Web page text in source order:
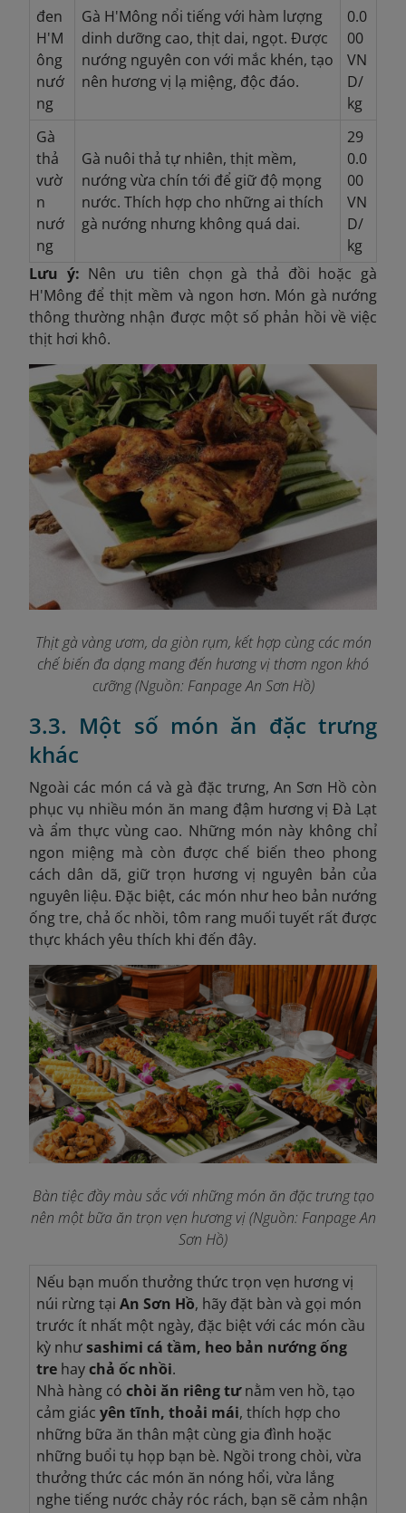
đen
H'M
ông
nướ
ng
Gà H'Mông nổi tiếng với hàm lượng
dinh dưỡng cao, thịt dai, ngọt. Được
nướng nguyên con với mắc khén, tạo
nên hương vị lạ miệng, độc đáo.
0.0
00
VN
D/
kg
Gà
thả
vườ
n
nướ
ng
Gà nuôi thả tự nhiên, thịt mềm,
nướng vừa chín tới để giữ độ mọng
nước. Thích hợp cho những ai thích
gà nướng nhưng không quá dai.
29
0.0
00
VN
D/
kg
Lưu ý: Nên ưu tiên chọn gà thả đồi hoặc gà
H'Mông để thịt mềm và ngon hơn. Món gà nướng
thông thường nhận được một số phản hồi về việc
thịt hơi khô.
Thịt gà vàng ươm, da giòn rụm, kết hợp cùng các món
chế biến đa dạng mang đến hương vị thơm ngon khó
cưỡng (Nguồn: Fanpage An Sơn Hồ)
3.3. Một số món ăn đặc trưng
khác
Ngoài các món cá và gà đặc trưng, An Sơn Hồ còn
phục vụ nhiều món ăn mang đậm hương vị Đà Lạt
và ẩm thực vùng cao. Những món này không chỉ
ngon miệng mà còn được chế biến theo phong
cách dân dã, giữ trọn hương vị nguyên bản của
nguyên liệu. Đặc biệt, các món như heo bản nướng
ống tre, chả ốc nhồi, tôm rang muối tuyết rất được
thực khách yêu thích khi đến đây.
Bàn tiệc đầy màu sắc với những món ăn đặc trưng tạo
nên một bữa ăn trọn vẹn hương vị (Nguồn: Fanpage An
Sơn Hồ)
Nếu bạn muốn thưởng thức trọn vẹn hương vị
núi rừng tại An Sơn Hồ, hãy đặt bàn và gọi món
trước ít nhất một ngày, đặc biệt với các món cầu
kỳ nhưsashimi cá tầm, heo bản nướng ống
trehaychả ốc nhồi.
Nhà hàng có chòi ăn riêng tưnằm ven hồ, tạo
cảm giác yên tĩnh, thoải mái, thích hợp cho
những bữa ăn thân mật cùng gia đình hoặc
những buổi tụ họp bạn bè. Ngồi trong chòi, vừa
thưởng thức các món ăn nóng hổi, vừa lắng
nghe tiếng nước chảy róc rách, bạn sẽ cảm nhận